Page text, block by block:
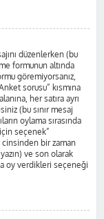
düzenlerken (bu
formunun altında
göremiyorsanız,
sorusu” kısmına
her satıra ayrı
(bu sınır mesaj
oylama sırasında
seçenek”
cinsinden bir zaman
ve son olarak
oy verdikleri seçeneği